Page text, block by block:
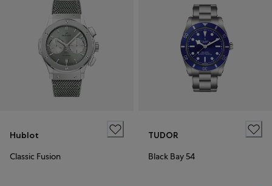
Hublot
Classic Fusion
TUDOR
Black Bay 54